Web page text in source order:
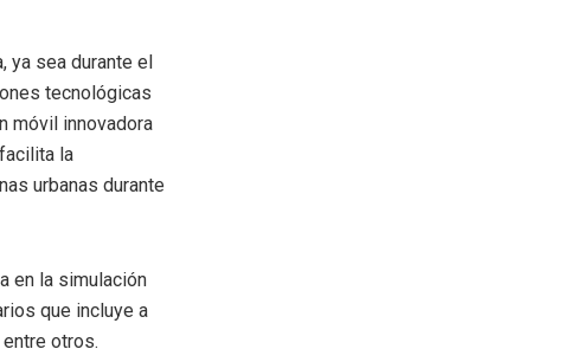
ya sea durante el
tecnológicas
móvil innovadora
la
urbanas durante
en la simulación
que incluye a
otros.